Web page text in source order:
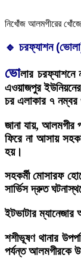
নিখোঁজ আলমগীরের খোঁজে
🔹 চরফ্যাশন (ভোলা)
ভোলার
এওয়াজপুর ইউনিয়নের
চর এলাকার ৭ নম্বর
জানা যায়, আলমগীর
ফিরে না আসায়
হয়।
সহকর্মী মোসারফ
সার্ভিস দ্রুত
ইটভাটার
শশীভূষণ থানার
পর্যন্ত আলমগীরকে